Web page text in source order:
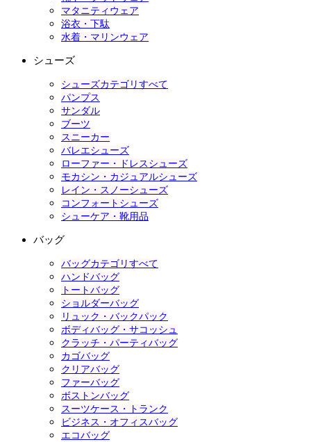
マタニティウェア
浴衣・下駄
水着・マリンウェア
シューズ
シューズカテゴリすべて
パンプス
サンダル
ブーツ
スニーカー
バレエシューズ
ローファー・ドレスシューズ
モカシン・カジュアルシューズ
レイン・スノーシューズ
コンフォートシューズ
シューケア・靴用品
バッグ
バッグカテゴリすべて
ハンドバッグ
トートバッグ
ショルダーバッグ
リュック・バックパック
ボディバッグ・サコッシュ
クラッチ・パーティバッグ
カゴバッグ
クリアバッグ
ファーバッグ
ボストンバッグ
スーツケース・トランク
ビジネス・オフィスバッグ
エコバッグ